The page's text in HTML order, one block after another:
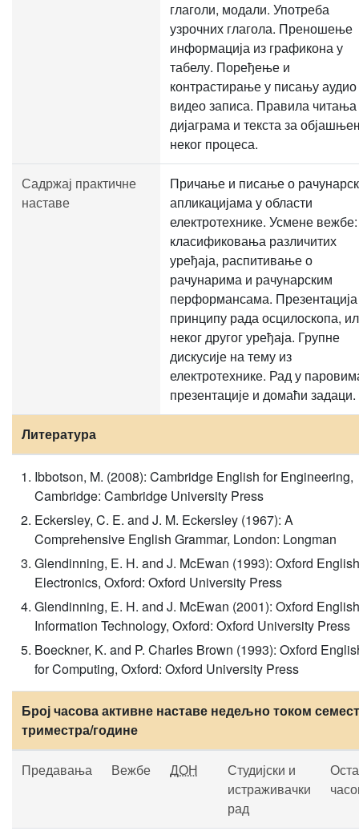
глаголи, модали. Употреба
узрочних глагола. Преношење
информација из графикона у
табелу. Поређење и
контрастирање у писању
видео записа. Правила читања
дијаграма и текста за
неког процеса.
Садржај практичне
наставе
Причање и писање о
апликацијама у области
електротехнике. Усмене вежбе:
класификовања различитих
уређаја, распитивање о
рачунарима и рачунарским
перформансама.
принципу рада осцилоскопа,
неког другог уређаја. Групне
дискусије на тему из
електротехнике. Рад у
презентације и домаћи задаци.
Литература
Ibbotson, M. (2008): Cambridge English for Engineering,
Cambridge: Cambridge University Press
Eckersley, C. E. and J. M. Eckersley (1967): A
Comprehensive English Grammar, London: Longman
Glendinning, E. H. and J. McEwan (1993): Oxford
Electronics, Oxford: Oxford University Press
Glendinning, E. H. and J. McEwan (2001): Oxford
Information Technology, Oxford: Oxford University Press
Boeckner, K. and P. Charles Brown (1993): Oxford
for Computing, Oxford: Oxford University Press
Број часова активне наставе недељно током
триместра/године
Предавања Вежбе ДОН
Студијски и
истраживачки
рад